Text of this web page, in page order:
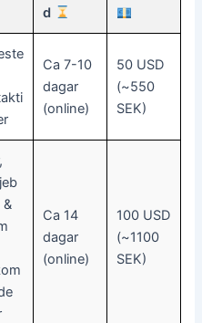
d
Ca 7-10
dagar
(online)
50 USD
(~550
SEK)
&
Ca 14
dagar
(online)
100 USD
(~1100
SEK)